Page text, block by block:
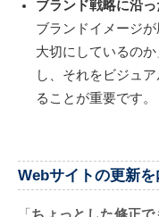
ブランド戦略に沿
ブランドイメージ
大切にしているの
し、それをビジュ
ることが重要です。
Webサイトの更新